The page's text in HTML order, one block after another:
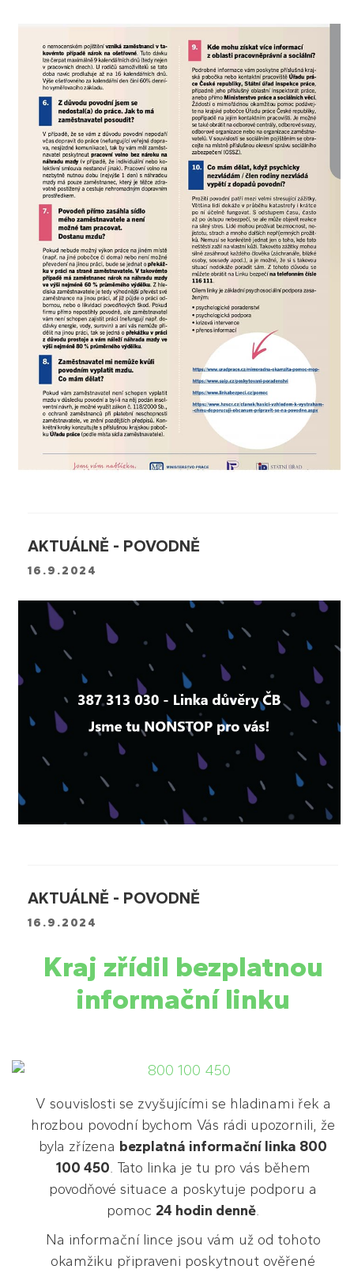
AKTUÁLNĚ - POVODNĚ
16.9.2024
AKTUÁLNĚ - POVODNĚ
16.9.2024
Kraj zřídil bezplatnou
informační linku
V souvislosti se zvyšujícími se hladinami řek a
hrozbou povodní bychom Vás rádi upozornili, že
byla zřízena bezplatná informační linka 800
100 450. Tato linka je tu pro vás během
povodňové situace a poskytuje podporu a
pomoc 24 hodin denně.
Na informační lince jsou vám už od tohoto
okamžiku připraveni poskytnout ověřené